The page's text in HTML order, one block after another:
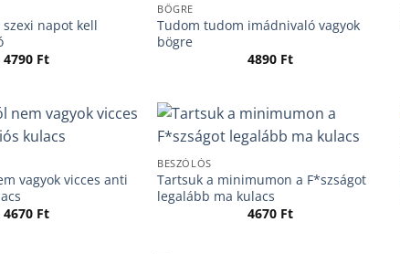
napot kell
4790 Ft
BÖGRE
Tudom tudom imádnivaló vagyok
bögre
4890 Ft
vagyok vicces anti
4670 Ft
BESZÓLÓS
Tartsuk a minimumon a F*szságot
legalább ma kulacs
4670 Ft